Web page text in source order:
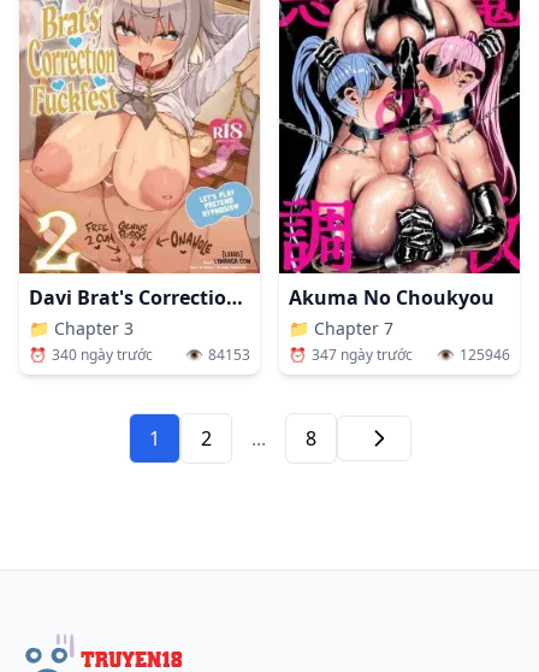
Davi Brat's Correction Fuckfest 1 + 2 + 3
📁 Chapter 3
⏰ 340 ngày trước 👁️ 84153
Akuma No Choukyou
📁 Chapter 7
⏰ 347 ngày trước 👁️ 125946
1 2 ... 8 Tiếp